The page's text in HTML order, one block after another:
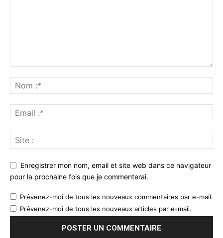
Enregistrer mon nom, email et site web dans ce navigateur
pour la prochaine fois que je commenterai.
Prévenez-moi de tous les nouveaux commentaires par e-mail.
Prévenez-moi de tous les nouveaux articles par e-mail.